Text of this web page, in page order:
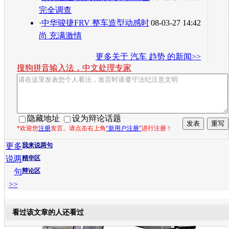
完全调查
08-03-27 14:42
·中华骏捷FRV 整车造型动感时
尚 充满激情
更多关于 汽车 趋势 的新闻>>
搜狗拼音输入法，中文处理专家
隐藏地址 设为辩论话题
*欢迎您注册发言。请点击右上角“新用户注册”进行注册！
我来说两句
精华区
辩论区
更多
说两
句
>>
看过该文章的人还看过